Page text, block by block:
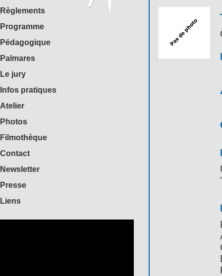
Règlements
Programme
Pédagogique
Palmares
Le jury
Infos pratiques
Atelier
Photos
Filmothèque
Contact
Newsletter
Presse
Liens